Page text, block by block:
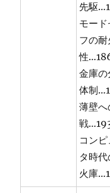
先駆
モード
フの耐
性
金庫の
体制
薄壁へ
戦
コンピ
タ時
火庫